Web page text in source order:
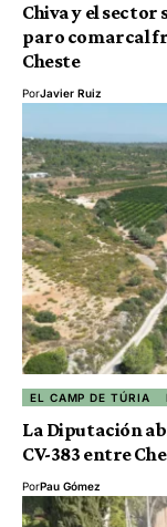
Chiva y el
paro comarcal
Cheste
PorJavier Ruiz
EL CAMP DE TÚRIA
La Diputación
CV-383 entre
PorPau Gómez